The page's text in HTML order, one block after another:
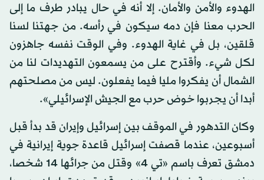
الهدوء والأمن والأمان. إلا أنه في حال يبادر طرف ما إلى
الحرب معنا فإن دمه سيكون في رأسه. من جهتنا لسنا
قلقين، بل في غاية الهدوء. وفي الوقت نفسه جاهزون
لكل شيء. وأقترح على من يسمعون التهديدات لنا من
الشمال أن يفكروا مليا فيما يفعلون. ليس من مصلحتهم
أبدا أن يجربوا خوض حرب مع الجيش الإسرائيلي».
وكان التدهور في الموقف بين إسرائيل وإيران قد بدأ قبل
أسبوعين، عندما قصفت إسرائيل قاعدة جوية إيرانية في
دمشق تعرف باسم «تي 4» وقتل من جرائها 14 شخصا،